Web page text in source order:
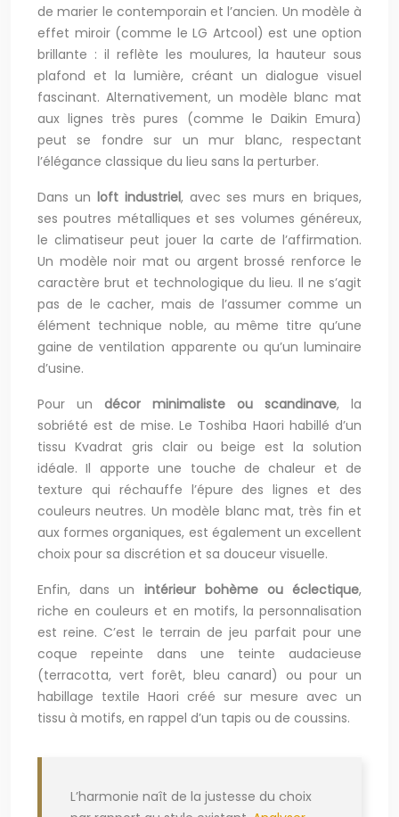
de marier le contemporain et l’ancien. Un modèle à
effet miroir (comme le LG Artcool) est une option
brillante : il reflète les moulures, la hauteur sous
plafond et la lumière, créant un dialogue visuel
fascinant. Alternativement, un modèle blanc mat
aux lignes très pures (comme le Daikin Emura)
peut se fondre sur un mur blanc, respectant
l’élégance classique du lieu sans la perturber.
Dans un loft industriel, avec ses murs en briques,
ses poutres métalliques et ses volumes généreux,
le climatiseur peut jouer la carte de l’affirmation.
Un modèle noir mat ou argent brossé renforce le
caractère brut et technologique du lieu. Il ne s’agit
pas de le cacher, mais de l’assumer comme un
élément technique noble, au même titre qu’une
gaine de ventilation apparente ou qu’un luminaire
d’usine.
Pour un décor minimaliste ou scandinave, la
sobriété est de mise. Le Toshiba Haori habillé d’un
tissu Kvadrat gris clair ou beige est la solution
idéale. Il apporte une touche de chaleur et de
texture qui réchauffe l’épure des lignes et des
couleurs neutres. Un modèle blanc mat, très fin et
aux formes organiques, est également un excellent
choix pour sa discrétion et sa douceur visuelle.
Enfin, dans un intérieur bohème ou éclectique,
riche en couleurs et en motifs, la personnalisation
est reine. C’est le terrain de jeu parfait pour une
coque repeinte dans une teinte audacieuse
(terracotta, vert forêt, bleu canard) ou pour un
habillage textile Haori créé sur mesure avec un
tissu à motifs, en rappel d’un tapis ou de coussins.
L’harmonie naît de la justesse du choix